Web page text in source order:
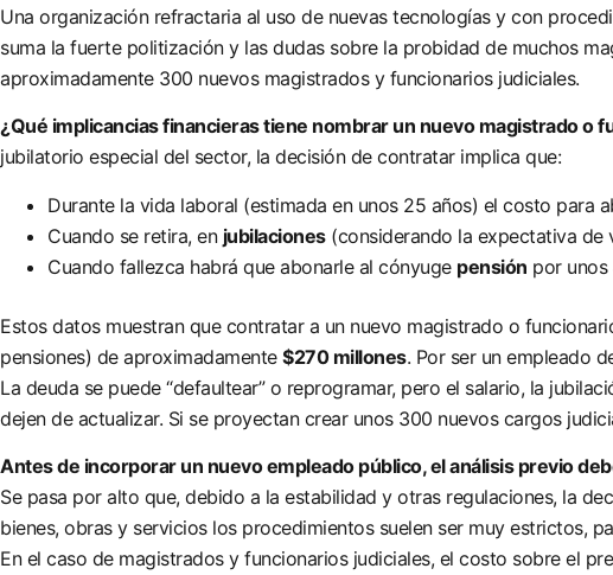
Una organización refractaria al uso de nuevas tecnologías y con
suma la fuerte politización y las dudas sobre la probidad de muchos
aproximadamente 300 nuevos magistrados y funcionarios judiciales.
¿Qué implicancias financieras tiene nombrar un nuevo magistrado o
jubilatorio especial del sector, la decisión de contratar implica que:
Durante la vida laboral (estimada en unos 25 años) el costo para
Cuando se retira, en jubilaciones(considerando la expectativa de
Cuando fallezca habrá que abonarle al cónyuge pensión por unos
Estos datos muestran que contratar a un nuevo magistrado o
pensiones) de aproximadamente $270 millones. Por ser un empleado
La deuda se puede “defaultear” o reprogramar, pero el salario, la
dejen de actualizar. Si se proyectan crear unos 300 nuevos cargos
Antes de incorporar un nuevo empleado público, el análisis previo
Se pasa por alto que, debido a la estabilidad y otras regulaciones, la
bienes, obras y servicios los procedimientos suelen ser muy estrictos,
En el caso de magistrados y funcionarios judiciales, el costo sobre el